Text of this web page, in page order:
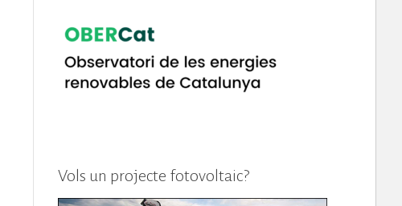
Vols un projecte fotovoltaic?